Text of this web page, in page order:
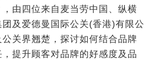
由四位来自麦当劳中国、纵横
及爱德曼国际公关(香港)有限公
关界翘楚，探讨如何结合品牌
提升顾客对品牌的好感度及品